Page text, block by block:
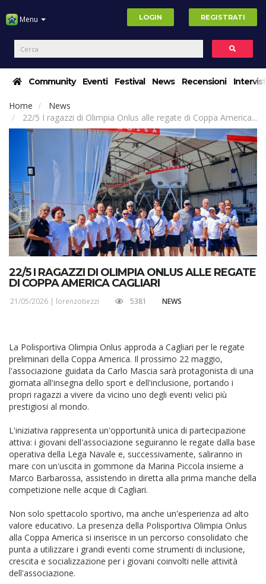
Menu LOGIN REGISTRATI
Community Eventi Festival News Recensioni
Home
News
22/5 I ragazzi di Olimpia Onlus alle regate di Coppa America...
22/5 I RAGAZZI DI OLIMPIA ONLUS ALLE REGATE
DI COPPA AMERICA CAGLIARI
21/05/2026 | lorenzotiezzi 5381 NEWS
La Polisportiva Olimpia Onlus approda a Cagliari per le regate
preliminari della Coppa America. Il prossimo 22 maggio,
l'associazione guidata da Carlo Mascia sarà protagonista di una
giornata all'insegna dello sport e dell'inclusione, portando i
propri ragazzi a vivere da vicino uno degli eventi velici più
prestigiosi al mondo.
L'iniziativa rappresenta un'opportunità unica di partecipazione
attiva: i giovani dell'associazione seguiranno le regate dalla base
operativa della Lega Navale e, successivamente, saliranno in
mare con un'uscita in gommone da Marina Piccola insieme a
Marco Barbarossa, assistendo in diretta alla prima manche della
competizione nelle acque di Cagliari.
Non solo spettacolo sportivo, ma anche un'esperienza ad alto
valore educativo. La presenza della Polisportiva Olimpia Onlus
alla Coppa America si inserisce in un percorso consolidato che
punta a utilizzare i grandi eventi come strumenti di inclusione,
crescita e socializzazione per i giovani coinvolti nelle attività
dell'associazione.